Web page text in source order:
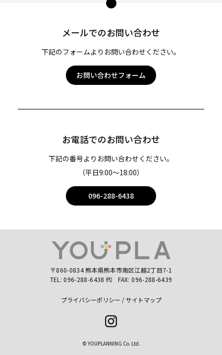
メールでのお問い合わせ
下記のフォームよりお問い合わせください。
お問い合わせフォーム
お電話でのお問い合わせ
下記の番号よりお問い合わせください。
（平日9:00〜18:00）
096-288-6438
ペー
プ
〒860-0834 熊本県熊本市南区江越2丁目7-1
TEL:096-288-6438 ㈹ FAX: 096-288-6439
プライバシーポリシー サイトマップ
Instagram
© YOUPLANNING Co. Ltd.